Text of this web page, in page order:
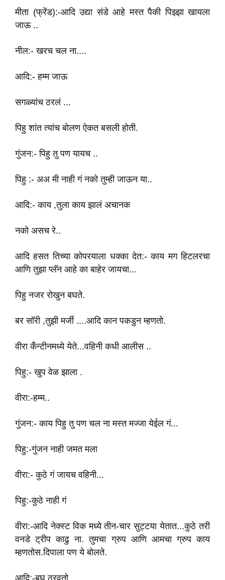
मीता (फ्रेंड):-आदि उद्या संडे आहे मस्त पैकी पिझ्झा खायला
जाऊ ..
नील:- खरच ‌चल ना....
आदि:- हम्म जाऊ
सगळ्यांच ठरलं ...
पिहु शांत त्यांच बोलण ऐकत बसली होती.
गुंजन:- पिहु तु पण यायच ..
पिहु :- अअ मी नाही गं नको तुम्ही जाऊन या..
आदि:- काय ,तुला काय झालं अचानक
नको असच रे..
आदि हसत तिच्या कोपरयाला धक्का देत:- काय मग हिटलरचा
आणि तुझा प्लॅन आहे का बाहेर जायचा...
पिहु नजर रो‌‌खुन बघते.
बर सॉरी ,तुझी मर्जी ....आदि कान पकडुन म्हणतो.
वीरा कँन्टीनमध्ये येते...वहिनी कधी आलीस ..
पिहु:- खुप वेळ झाला .
वीरा:-हम्म..
गुंजन:- काय पिहु तु पण चल ना मस्त मज्जा येईल गं...
पिहु:-गुंजन नाही जमत मला
वीरा:- कुठे ‌गं जायच वहिनी...
पिहु:-कुठे नाही गं
वीरा:-आदि नेक्स्ट विक मध्ये तीन-चार सुट्टया येतात...कुठे तरी
वनडे ट्रीप काढु ना. तुमचा ग्रुप आणि आमचा ग्रुप काय
म्हणतोस.दिपाला पण ये बोलते.
आदि:-बघु ‌ठरवतो....